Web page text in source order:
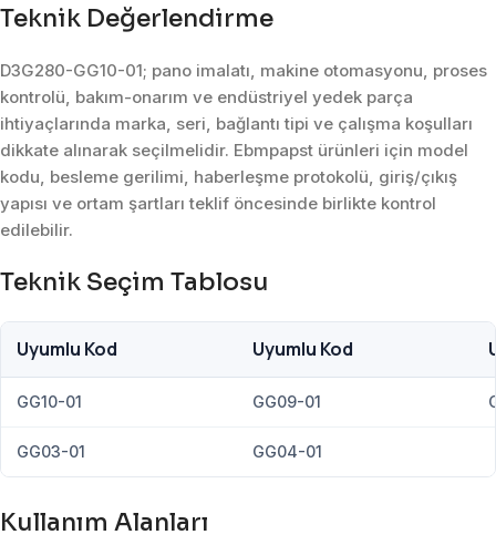
Teknik Değerlendirme
D3G280-GG10-01; pano imalatı, makine otomasyonu, proses
kontrolü, bakım-onarım ve endüstriyel yedek parça
ihtiyaçlarında marka, seri, bağlantı tipi ve çalışma koşulları
dikkate alınarak seçilmelidir. Ebmpapst ürünleri için model
kodu, besleme gerilimi, haberleşme protokolü, giriş/çıkış
yapısı ve ortam şartları teklif öncesinde birlikte kontrol
edilebilir.
Teknik Seçim Tablosu
Uyumlu Kod Uyumlu Kod
GG10-01 GG09-01
GG03-01 GG04-01
Kullanım Alanları